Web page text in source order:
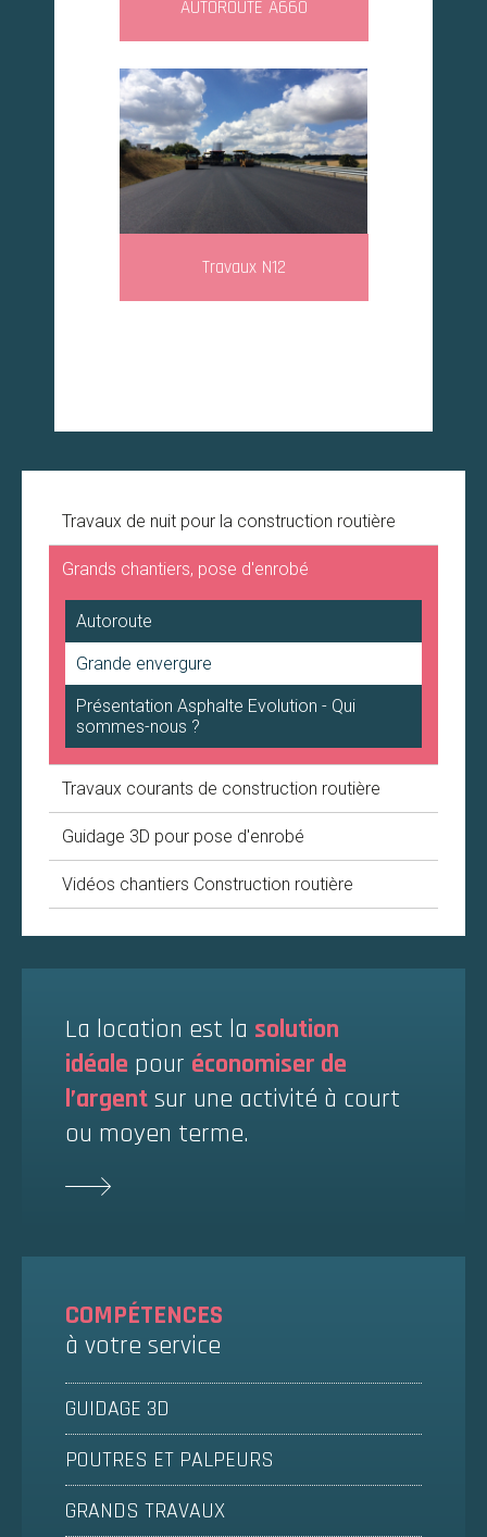
AUTOROUTE A660
Travaux N12
Travaux de nuit pour la construction routière
Grands chantiers, pose d'enrobé
Autoroute
Grande envergure
Présentation Asphalte Evolution - Qui
sommes-nous ?
Travaux courants de construction routière
Guidage 3D pour pose d'enrobé
Vidéos chantiers Construction routière
La location est la solution
idéale pour économiser de
l’argent sur une activité à court
ou moyen terme.
COMPÉTENCES
à votre service
GUIDAGE 3D
POUTRES ET PALPEURS
GRANDS TRAVAUX